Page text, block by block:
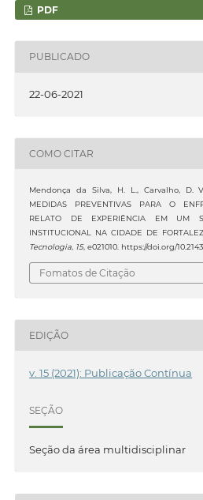
PDF
PUBLICADO
22-06-2021
COMO CITAR
Mendonça da Silva, H. L., Carvalho, D.
MEDIDAS PREVENTIVAS PARA O
RELATO DE EXPERIÊNCIA EM UM
INSTITUCIONAL NA CIDADE DE
Tecnologia, 15, e021010. https://doi.org/
Fomatos de Citação
EDIÇÃO
v. 15 (2021): Publicação Contínua
SEÇÃO
Seção da área multidisciplinar